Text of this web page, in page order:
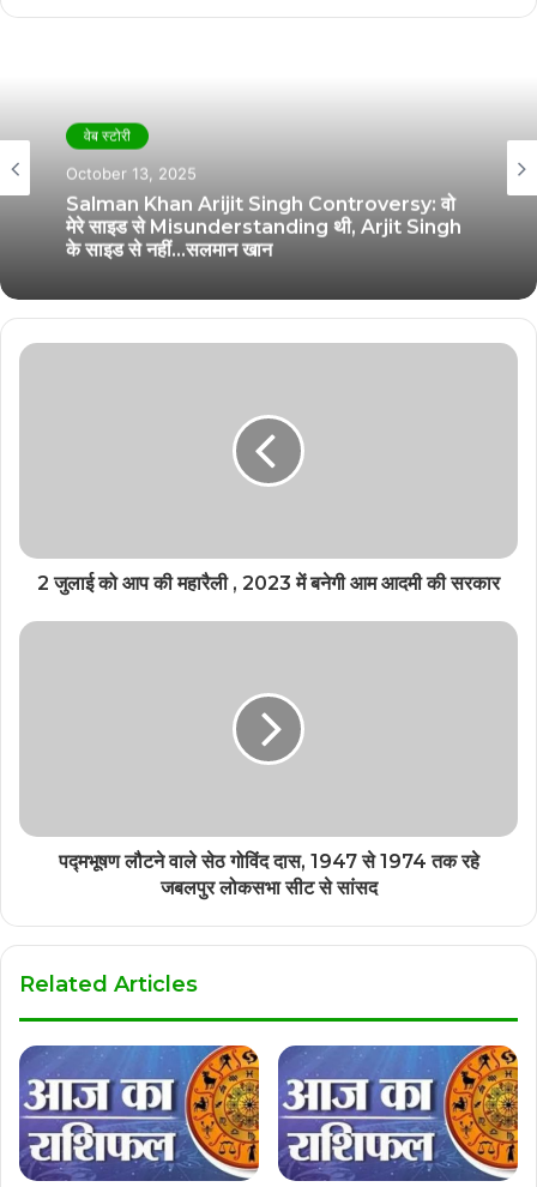
वेब स्टोरी
October 13, 2025
Salman Khan Arijit Singh Controversy: वो
मेरे साइड से Misunderstanding थी, Arjit Singh
के साइड से नहीं…सलमान खान
2 जुलाई को आप की महारैली , 2023 में बनेगी आम आदमी की सरकार
पद्मभूषण लौटने वाले सेठ गोविंद दास, 1947 से 1974 तक रहे
जबलपुर लोकसभा सीट से सांसद
Related Articles